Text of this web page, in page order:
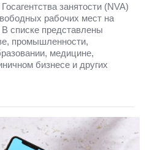
занятости (NVA)
рабочих мест на
списке представлены
промышленности,
медицине,
бизнесе и других